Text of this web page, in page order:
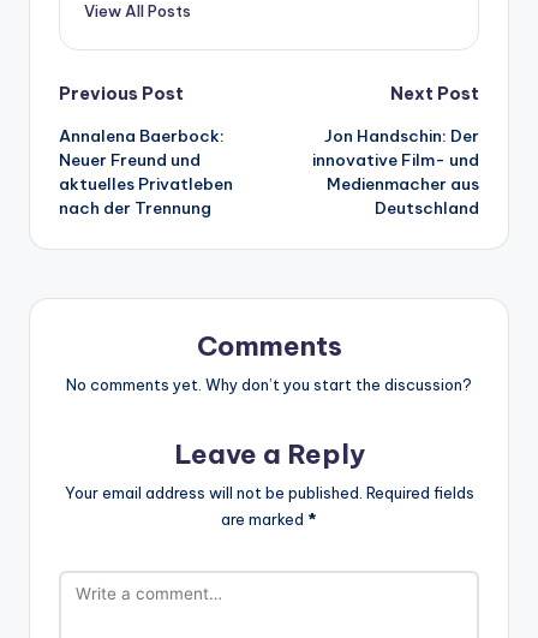
View All Posts
Post
navigation
Previous Post
Annalena Baerbock:
Neuer Freund und
aktuelles Privatleben
nach der Trennung
Next Post
Jon Handschin: Der
innovative Film- und
Medienmacher aus
Deutschland
Comments
No comments yet. Why don’t you start the discussion?
Leave a Reply
Your email address will not be published. Required fields
are marked *